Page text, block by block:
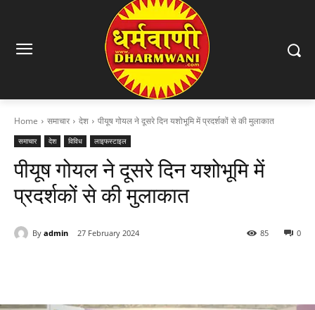
Home समाचार देश पीयूष गोयल ने दूसरे दिन यशोभूमि में प्रदर्शकों से की मुलाकात
समाचार देश विविध लाइफस्टाइल
पीयूष गोयल ने दूसरे दिन यशोभूमि में
प्रदर्शकों से की मुलाकात
By admin 27 February 2024 0
85